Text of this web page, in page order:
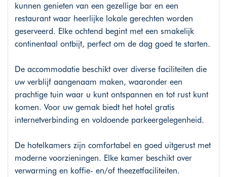
kunnen genieten van een gezellige bar en een
restaurant waar heerlijke lokale gerechten worden
geserveerd. Elke ochtend begint met een smakelijk
continentaal ontbijt, perfect om de dag goed te starten.
De accommodatie beschikt over diverse faciliteiten die
uw verblijf aangenaam maken, waaronder een
prachtige tuin waar u kunt ontspannen en tot rust kunt
komen. Voor uw gemak biedt het hotel gratis
internetverbinding en voldoende parkeergelegenheid.
De hotelkamers zijn comfortabel en goed uitgerust met
moderne voorzieningen. Elke kamer beschikt over
verwarming en koffie- en/of theezetfaciliteiten.